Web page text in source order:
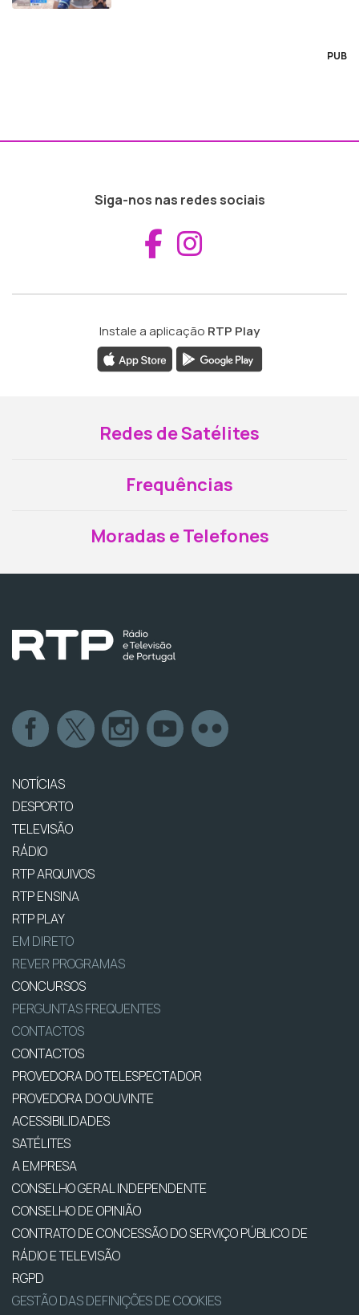
PUB
Siga-nos nas redes sociais
Aceder ao
Instale a aplicação RTP Play
Redes de Satélites
Frequências
Moradas e Telefones
NOTÍCIAS
DESPORTO
TELEVISÃO
RÁDIO
RTP ARQUIVOS
RTP ENSINA
RTP PLAY
EM DIRETO
REVER PROGRAMAS
CONCURSOS
PERGUNTAS FREQUENTES
CONTACTOS
CONTACTOS
PROVEDORA DO TELESPECTADOR
PROVEDORA DO OUVINTE
ACESSIBILIDADES
SATÉLITES
A EMPRESA
CONSELHO GERAL INDEPENDENTE
CONSELHO DE OPINIÃO
CONTRATO DE CONCESSÃO DO SERVIÇO PÚBLICO DE
RÁDIO E TELEVISÃO
RGPD
GESTÃO DAS DEFINIÇÕES DE COOKIES